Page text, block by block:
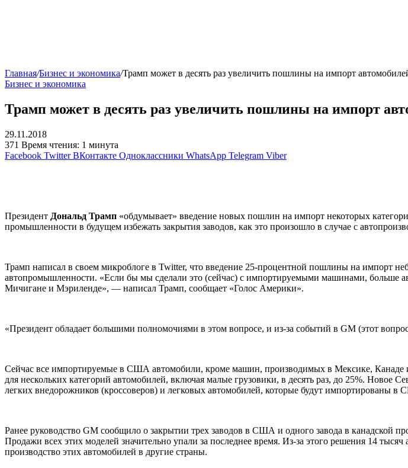
Главная/Бизнес и экономика/Трамп может в десять раз увеличить пошлины на импорт
Бизнес и экономика
Трамп может в десять раз увеличить пошлины на импорт
29.11.2018
371 Время чтения: 1 минута
Facebook Twitter ВКонтакте Одноклассники WhatsApp Telegram Viber
Президент Дональд Трамп «обдумывает» введение новых пошлин на импорт некоторых
промышленности в будущем избежать закрытия заводов, как это произошло в случае с
Трамп написал в своем микроблоге в Twitter, что введение 25-процентной пошлины на импорт
автопромышленности. «Если бы мы сделали это (сейчас) с импортируемыми машинами, больше
Мичигане и Мэриленде», — написал Трамп, сообщает «Голос Америки».
«Президент обладает большими полномочиями в этом вопросе, и из-за событий в GM (этот
Сейчас все импортируемые в США автомобили, кроме машин, производимых в Мексике,
для нескольких категорий автомобилей, включая малые грузовики, в десять раз, до 25%. Новое
легких внедорожников (кроссоверов) и легковых автомобилей, которые будут импортированы
Ранее руководство GM сообщило о закрытии трех заводов в США и одного завода в канадской
Продажи всех этих моделей значительно упали за последнее время. Из-за этого решения 14
производство этих автомобилей в другие страны.